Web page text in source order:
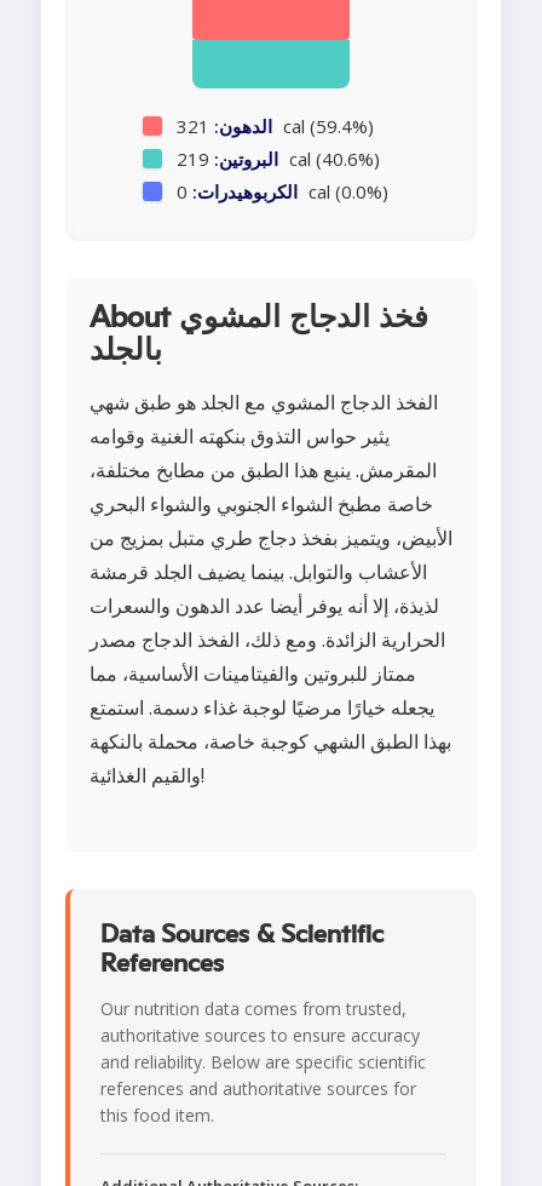
الدهون: 321 cal (59.4%)
البروتين: 219 cal (40.6%)
الكربوهيدرات: 0 cal (0.0%)
About فخذ الدجاج المشوي
بالجلد
الفخذ الدجاج المشوي مع الجلد هو طبق شهي
يثير حواس التذوق بنكهته الغنية وقوامه
المقرمش. ينبع هذا الطبق من مطابخ مختلفة،
خاصة مطبخ الشواء الجنوبي والشواء البحري
الأبيض، ويتميز بفخذ دجاج طري متبل بمزيج من
الأعشاب والتوابل. بينما يضيف الجلد قرمشة
لذيذة، إلا أنه يوفر أيضا عدد الدهون والسعرات
الحرارية الزائدة. ومع ذلك، الفخذ الدجاج مصدر
ممتاز للبروتين والفيتامينات الأساسية، مما
يجعله خيارًا مرضيًا لوجبة غذاء دسمة. استمتع
بهذا الطبق الشهي كوجبة خاصة، محملة بالنكهة
والقيم الغذائية!
Data Sources & Scientific
References
Our nutrition data comes from trusted,
authoritative sources to ensure accuracy
and reliability. Below are specific scientific
references and authoritative sources for
this food item.